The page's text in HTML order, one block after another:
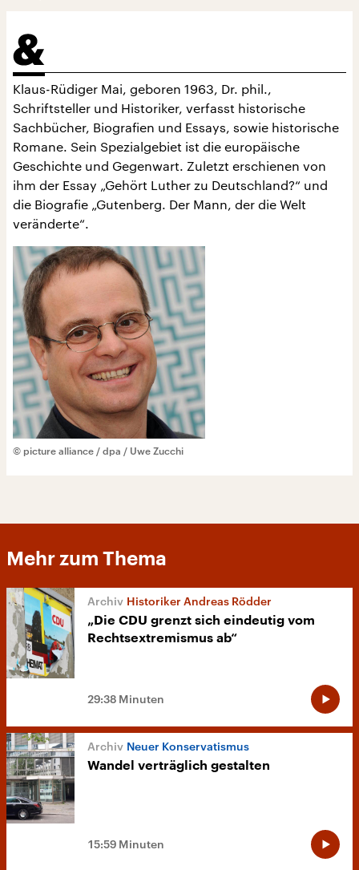
Klaus-Rüdiger Mai, geboren 1963, Dr. phil.,
Schriftsteller und Historiker, verfasst historische
Sachbücher, Biografien und Essays, sowie historische
Romane. Sein Spezialgebiet ist die europäische
Geschichte und Gegenwart. Zuletzt erschienen von
ihm der Essay „Gehört Luther zu Deutschland?“ und
die Biografie „Gutenberg. Der Mann, der die Welt
veränderte“.
© picture alliance / dpa / Uwe Zucchi
Mehr zum Thema
Historiker Andreas Rödder
„Die CDU grenzt sich eindeutig vom
Rechtsextremismus ab“
29:38 Minuten
Neuer Konservatismus
Wandel verträglich gestalten
15:59 Minuten